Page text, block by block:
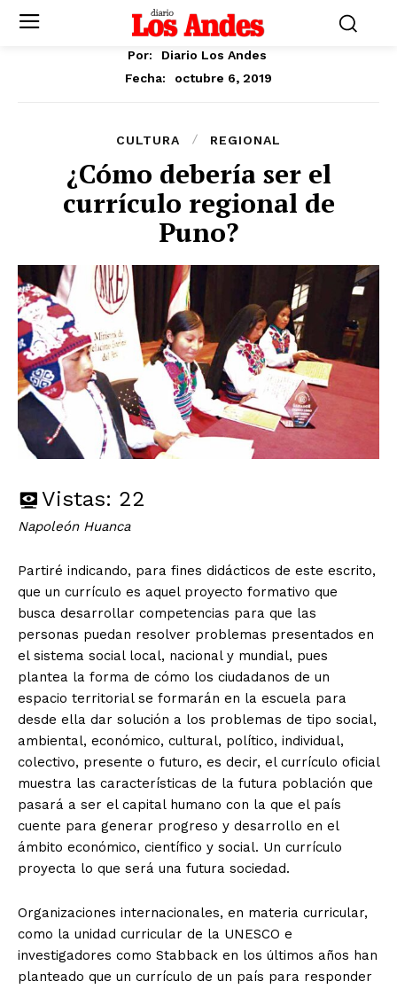
Por:
Diario Los Andes
Fecha:
octubre 6, 2019
CULTURA REGIONAL
¿Cómo debería ser el
currículo regional de
Puno?
Vistas: 22
Napoleón Huanca
Partiré indicando, para fines didácticos de este escrito,
que un currículo es aquel proyecto formativo que
busca desarrollar competencias para que las
personas puedan resolver problemas presentados en
el sistema social local, nacional y mundial, pues
plantea la forma de cómo los ciudadanos de un
espacio territorial se formarán en la escuela para
desde ella dar solución a los problemas de tipo social,
ambiental, económico, cultural, político, individual,
colectivo, presente o futuro, es decir, el currículo oficial
muestra las características de la futura población que
pasará a ser el capital humano con la que el país
cuente para generar progreso y desarrollo en el
ámbito económico, científico y social. Un currículo
proyecta lo que será una futura sociedad.
Organizaciones internacionales, en materia curricular,
como la unidad curricular de la UNESCO e
investigadores como Stabback en los últimos años han
planteado que un currículo de un país para responder